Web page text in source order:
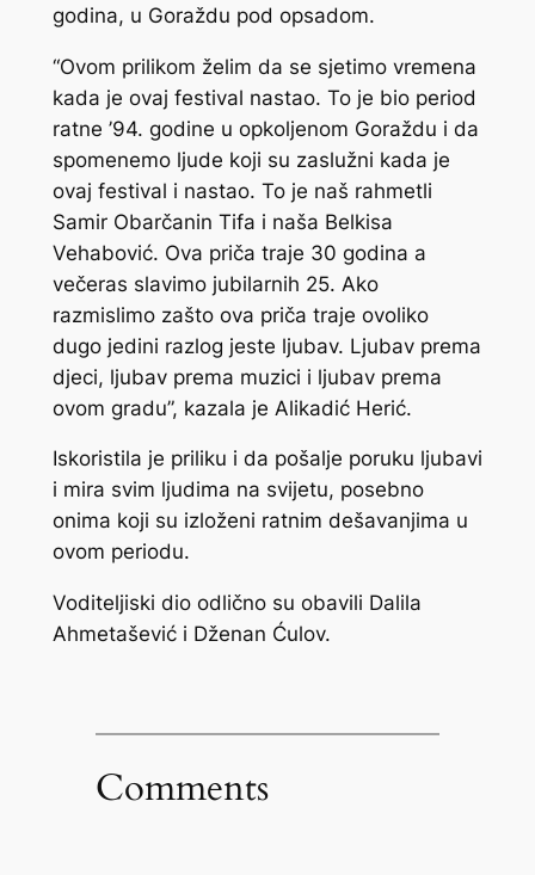
godina, u Goraždu pod opsadom.
“Ovom prilikom želim da se sjetimo vremena
kada je ovaj festival nastao. To je bio period
ratne ’94. godine u opkoljenom Goraždu i da
spomenemo ljude koji su zaslužni kada je
ovaj festival i nastao. To je naš rahmetli
Samir Obarčanin Tifa i naša Belkisa
Vehabović. Ova priča traje 30 godina a
večeras slavimo jubilarnih 25. Ako
razmislimo zašto ova priča traje ovoliko
dugo jedini razlog jeste ljubav. Ljubav prema
djeci, ljubav prema muzici i ljubav prema
ovom gradu”, kazala je Alikadić Herić.
Iskoristila je priliku i da pošalje poruku ljubavi
i mira svim ljudima na svijetu, posebno
onima koji su izloženi ratnim dešavanjima u
ovom periodu.
Voditeljiski dio odlično su obavili Dalila
Ahmetašević i Dženan Ćulov.
Comments